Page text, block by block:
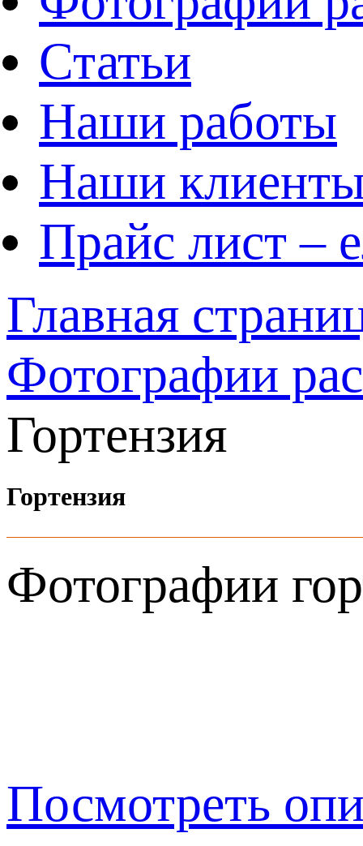
Статьи
Наши работы
Наши
Прайс лист –
Главная
Фотографии
Гортензия
Гортензия
Фотографии
Посмотреть